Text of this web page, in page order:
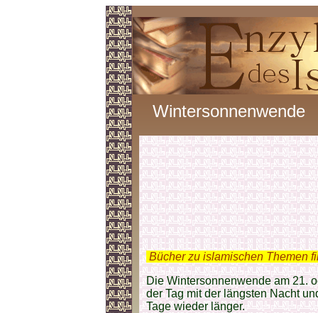
Wintersonnenwende
Bücher zu islamischen Themen
Die Wintersonnenwende am 21.
der Tag mit der längsten Nacht
Tage wieder länger.